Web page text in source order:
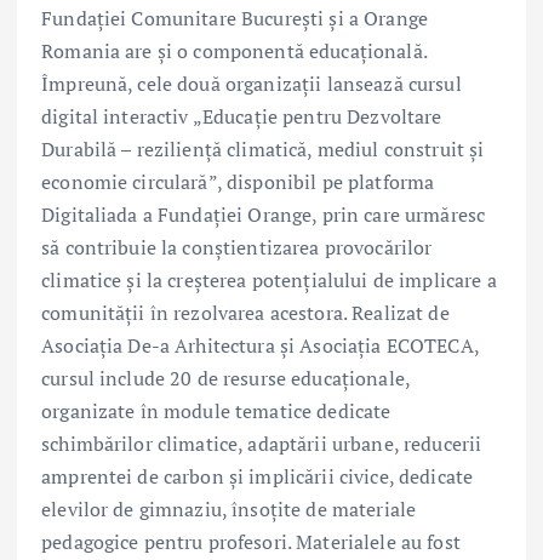
Fundației Comunitare București și a Orange
Romania are și o componentă educațională.
Împreună, cele două organizații lansează cursul
digital interactiv „Educație pentru Dezvoltare
Durabilă – reziliență climatică, mediul construit și
economie circulară”, disponibil pe platforma
Digitaliada a Fundației Orange, prin care urmăresc
să contribuie la conștientizarea provocărilor
climatice și la creșterea potențialului de implicare a
comunității în rezolvarea acestora. Realizat de
Asociația De-a Arhitectura și Asociația ECOTECA,
cursul include 20 de resurse educaționale,
organizate în module tematice dedicate
schimbărilor climatice, adaptării urbane, reducerii
amprentei de carbon și implicării civice, dedicate
elevilor de gimnaziu, însoțite de materiale
pedagogice pentru profesori. Materialele au fost